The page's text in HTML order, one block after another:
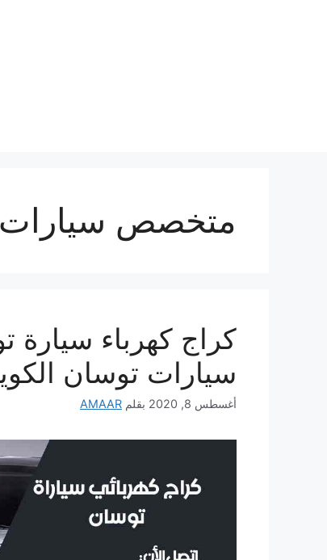
متخصص
سيارات توسان
أغسطس 8, 2020 بقلم AMAAR